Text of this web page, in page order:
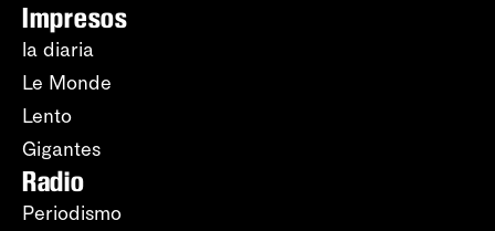
Impresos
la diaria
Le Monde
Lento
Gigantes
Radio
Periodismo